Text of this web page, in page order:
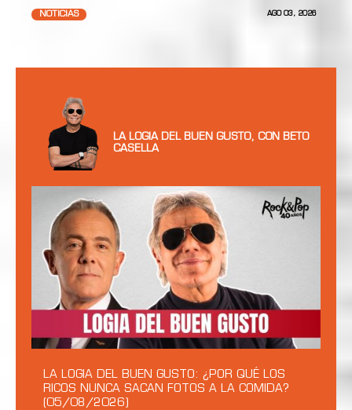
NOTICIAS AGO 03, 2026
LA LOGIA DEL BUEN GUSTO, CON BETO
CASELLA
LA LOGIA DEL BUEN GUSTO: ¿POR QUÉ LOS
RICOS NUNCA SACAN FOTOS A LA COMIDA?
(05/08/2026)